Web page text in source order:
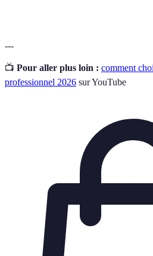
---
📺 Pour aller plus loin : comment
professionnel 2026 sur YouTube